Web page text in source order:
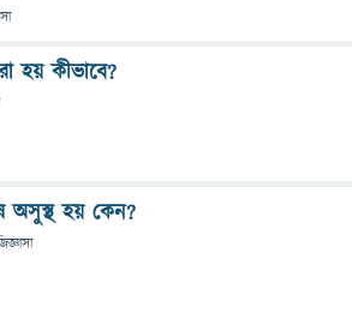
হয় কীভাবে?
অসুস্থ হয় কেন?